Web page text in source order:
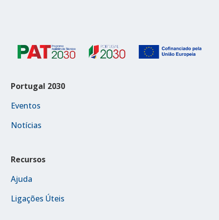
Portugal 2030
Eventos
Notícias
Recursos
Ajuda
Ligações Úteis